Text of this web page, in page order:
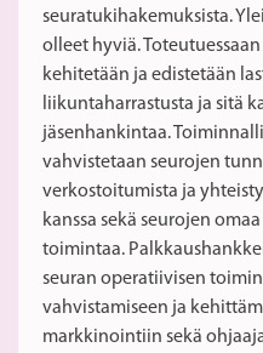
seuratukihakemuksista.
olleet hyviä.
kehitetään ja edistetään
liikuntaharrastusta ja sitä
jäsenhankintaa.
vahvistetaan seurojen
verkostoitumista ja
kanssa sekä seurojen
toimintaa.
seuran operatiivisen
vahvistamiseen ja
markkinointiin sekä